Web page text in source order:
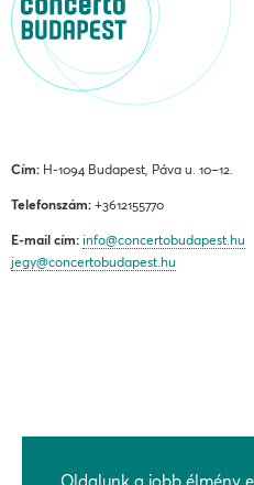
Cím: H-1094 Budapest, Páva u. 10–12.
Telefonszám: +3612155770
E-mail cím: info@concertobudapest.hu
jegy@concertobudapest.hu
ADATKEZELÉSI ÉS ADATVÉDELMI
Oldalunk a jobb élmény